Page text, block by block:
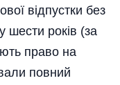
відпустки без
шести років (за
право на
повний